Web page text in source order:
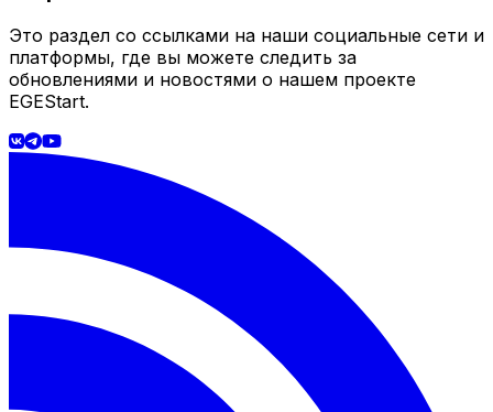
Это раздел со ссылками на наши социальные сети и
платформы, где вы можете следить за
обновлениями и новостями о нашем проекте
EGEStart.